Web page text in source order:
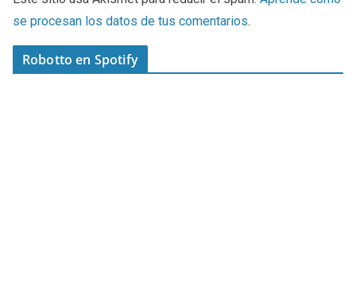
se procesan los datos de tus comentarios.
Robotto en Spotify